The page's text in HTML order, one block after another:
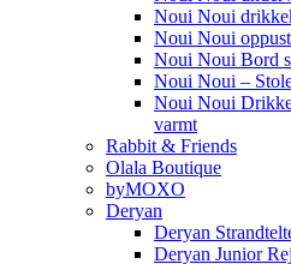
Noui Noui
Noui Noui
Noui Noui Bord
Noui Noui –
Noui Noui
varmt
Rabbit & Friends
Olala Boutique
byMOXO
Deryan
Deryan
Deryan Junior